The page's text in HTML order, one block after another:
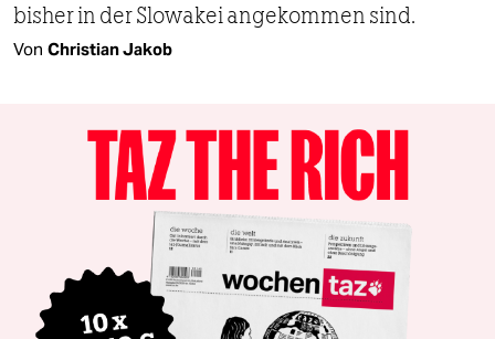
bisher in der Slowakei angekommen sind.
Von Christian Jakob